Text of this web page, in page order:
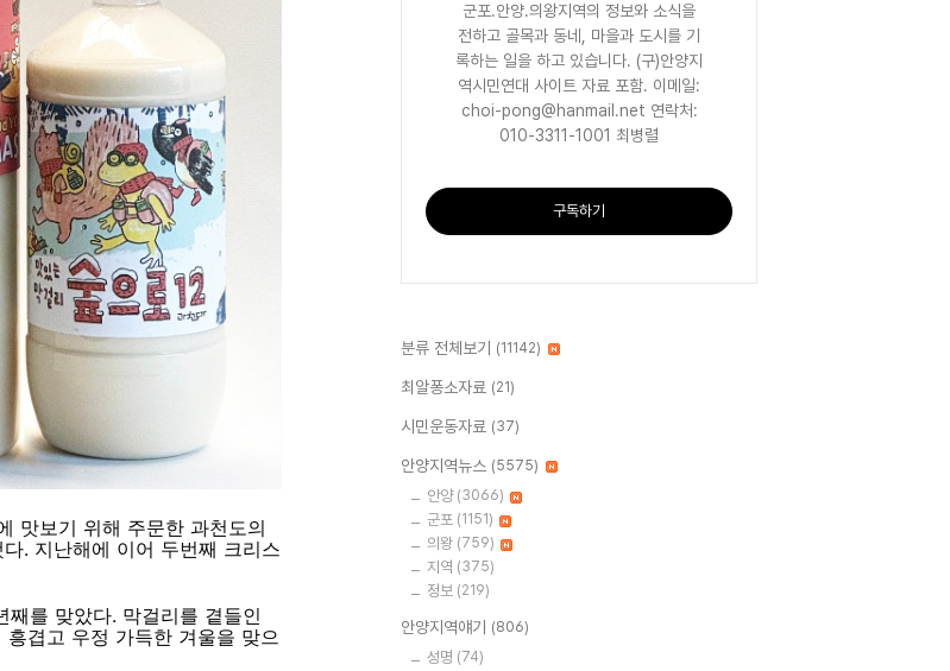
맛보기 위해 주문한 과천도의
. 지난해에 이어 두번째 크리스
를 맞았다. 막걸리를 곁들인
겹고 우정 가득한 겨울을 맞으
군포.안양.의왕지역의 정보와 소식을
전하고 골목과 동네, 마을과 도시를 기
록하는 일을 하고 있습니다. (구)안양지
역시민연대 사이트 자료 포함. 이메일:
choi-pong@hanmail.net 연락처:
010-3311-1001 최병렬
구독하기
분류 전체보기 (11142)
최알퐁소자료 (21)
시민운동자료 (37)
안양지역뉴스 (5575)
안양 (3066)
군포 (1151)
의왕 (759)
지역 (375)
정보 (219)
안양지역얘기 (806)
성명 (74)